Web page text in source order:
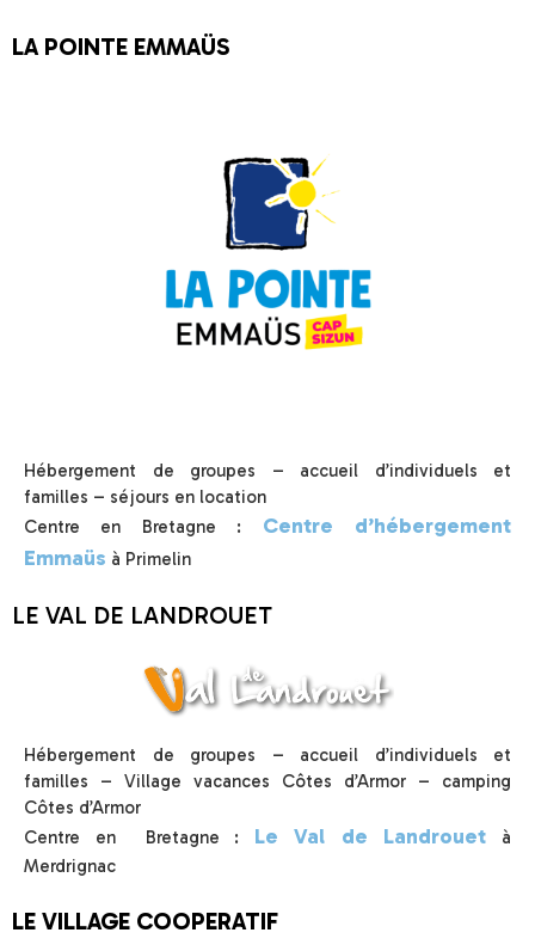
LA POINTE EMMAÜS
Hébergement de groupes – accueil d’individuels et
familles – séjours en location
Centre en Bretagne : Centre d’hébergement
Emmaüs à Primelin
LE VAL DE LANDROUET
Hébergement de groupes – accueil d’individuels et
familles – Village vacances Côtes d’Armor – camping
Côtes d’Armor
Centre en Bretagne : Le Val de Landrouet à
Merdrignac
LE VILLAGE COOPERATIF